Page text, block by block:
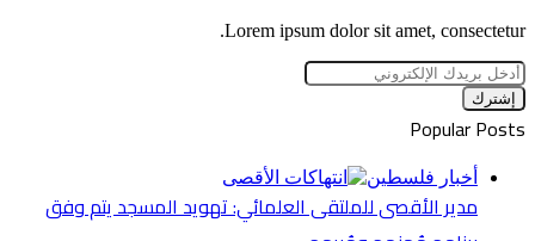
Lorem ipsum dolor sit amet, consectetur.
أدخل
بريدك
الإلكتروني
Popular Posts
أخبار فلسطين
مدير الأقصى للملتقى العلمائي: تهويد المسجد يتم وفق